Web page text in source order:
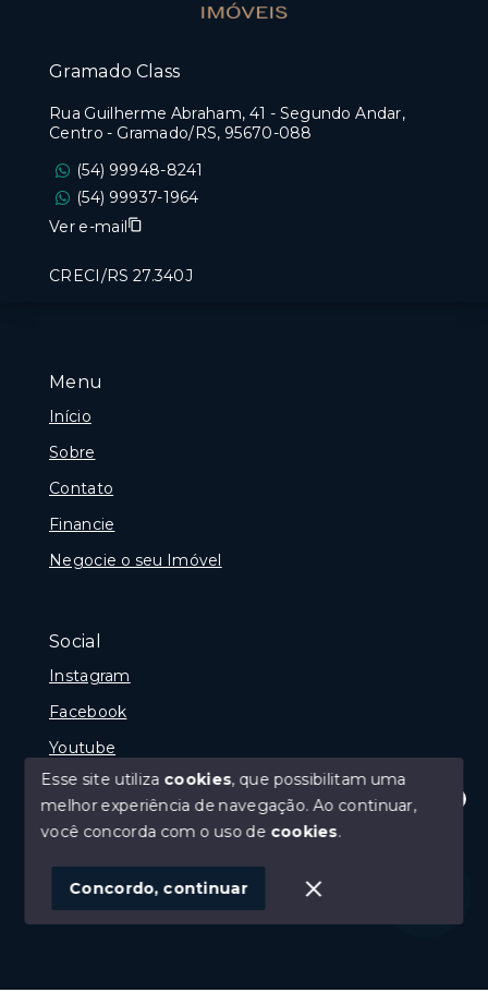
Olá! Estamos disponíveis para te ajudar.
Menu
Início
Sobre
Contato
Financie
Negocie o seu Imóvel
Social
Instagram
Facebook
Youtube
© Copyright 2026 - Gramado Class - Todos os direitos
SITE PARA IMOBILIARIA
Gramado Class
Rua Guilherme Abraham, 41 - Segundo Andar,
Centro - Gramado/RS, 95670-088
(54) 99948-8241
(54) 99937-1964
Ver e-mail
CRECI/RS 27.340J
Esse site utiliza cookies, que possibilitam uma
melhor experiência de navegação.Ao continuar,
você concorda com o uso de cookies.
Concordo, continuar